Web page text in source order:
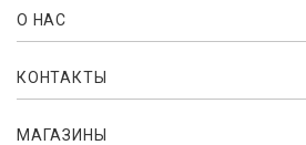
О НАС
КОНТАКТЫ
МАГАЗИНЫ